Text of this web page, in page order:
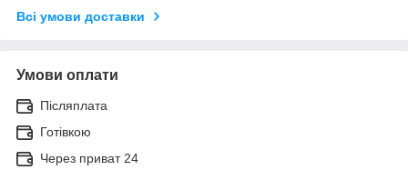
Всі умови доставки
Умови оплати
Післяплата
Готівкою
Через приват 24